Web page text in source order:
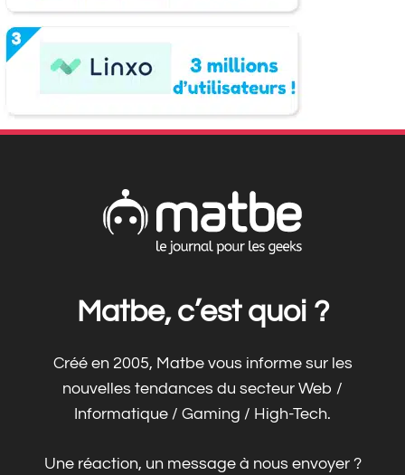
Matbe, c’est quoi ?
Créé en 2005, Matbe vous informe sur les
nouvelles tendances du secteur Web /
Informatique / Gaming / High-Tech.
Une réaction, un message à nous envoyer ?